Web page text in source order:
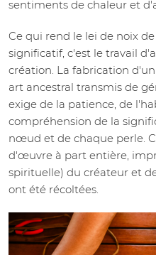
sentiments de chaleur et
Ce qui rend le lei de noix
significatif, c'est le travail
création. La fabrication
art ancestral transmis de
exige de la patience, de
compréhension de la
nœud et de chaque perle.
d'œuvre à part entière,
spirituelle) du créateur et
ont été récoltées.